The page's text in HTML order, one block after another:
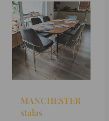
MANCHESTER
stalas
Original
price
was:
389,00 €.
Current
price
is:
199,00 €.